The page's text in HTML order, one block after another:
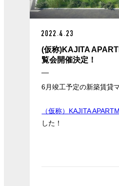
2022.4.23
(仮称)KAJITA
覧会開催決定！
6月竣工予定の新築賃貸
（仮称）KAJITA
した！